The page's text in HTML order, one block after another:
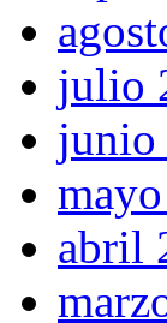
julio
junio
abril